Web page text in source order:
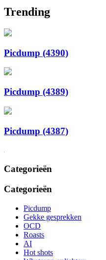
Trending
Picdump (4390)
Picdump (4389)
Picdump (4387)
Categorieën
Categorieën
Picdump
Gekke gesprekken
OCD
Roasts
AI
Hot shots